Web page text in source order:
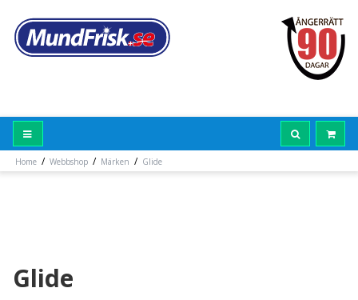
Home / Webbshop / Märken / Glide
Glide